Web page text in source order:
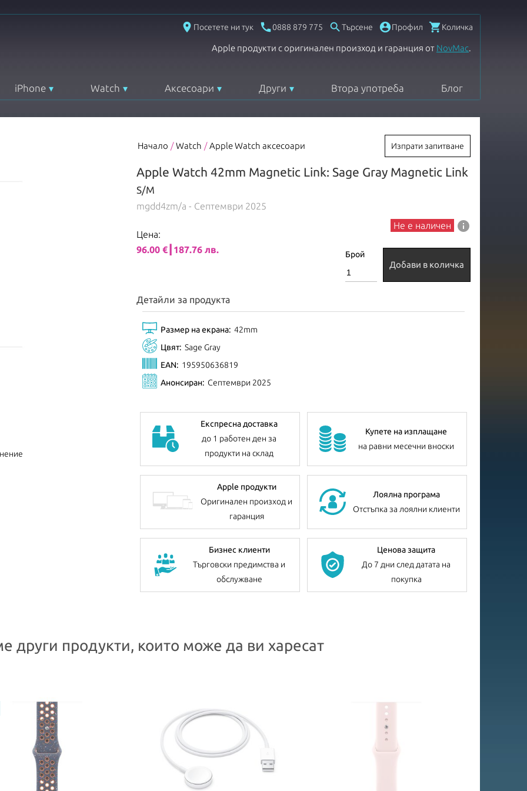
place Посетете ни тук 0888 879 775  Търсене Профил Количка
Apple продукти с оригинален произход и гаранция от NovMac.
iPhone Watch Аксесоари Други Втора употреба Блог
Начало / Watch / Apple Watch аксесоари Изпрати запитване
Apple Watch 42mm Magnetic Link: Sage Gray Magnetic Link
S/M
mgdd4zm/a - Септември 2025
Цена:
96.00 €┃187.76 лв.
Не е наличен info
Брой
Добави в количка
Детайли за продукта
Размер на екрана: 42mm
Цвят: Sage Gray
EAN: 195950636819
Анонсиран: Септември 2025
Експресна доставка
до 1 работен ден за
продукти на склад
Купете на изплащане
на равни месечни вноски
Apple продукти
Оригинален произход и
гаранция
Лоялна програма
Отстъпка за лоялни клиенти
Бизнес клиенти
Търговски предимства и
обслужване
Ценова защита
До 7 дни след датата на
покупка
други продукти, които може да ви харесат